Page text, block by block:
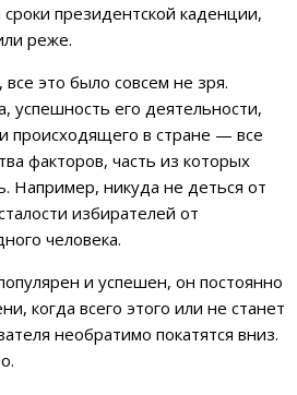
президентской каденции,
реже.
все это было совсем не зря.
успешность его деятельности,
происходящего в стране — все
факторов, часть из которых
Например, никуда не деться от
избирателей от
человека.
и успешен, он постоянно
когда всего этого или не станет
необратимо покатятся вниз.